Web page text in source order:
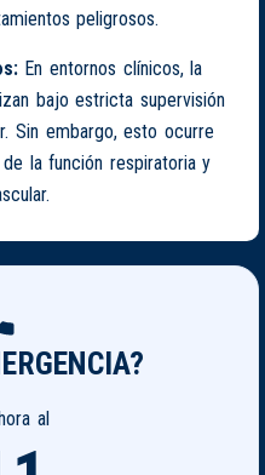
peligrosos.
En entornos clínicos, la
bajo estricta supervisión
Sin embargo, esto ocurre
la función respiratoria y
al